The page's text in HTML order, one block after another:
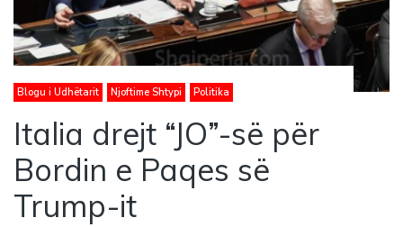
Blogu i Udhëtarit Njoftime Shtypi Politika
Italia drejt “JO”-së për
Bordin e Paqes së
Trump-it